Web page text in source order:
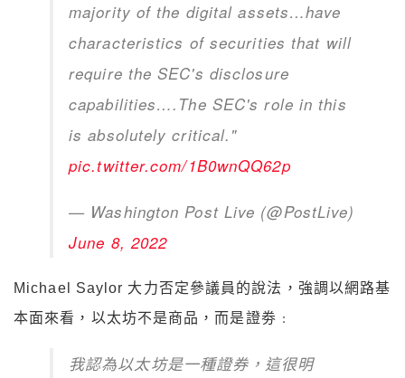
majority of the digital assets…have
characteristics of securities that will
require the SEC's disclosure
capabilities….The SEC's role in this
is absolutely critical."
pic.twitter.com/1B0wnQQ62p
— Washington Post Live (@PostLive)
June 8, 2022
Michael Saylor 大力否定參議員的說法，強調以網路基
本面來看，以太坊不是商品，而是證劵﹕
我認為以太坊是一種證券，這很明